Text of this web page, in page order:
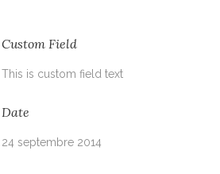
Custom Field
This is custom field text
Date
24 septembre 2014